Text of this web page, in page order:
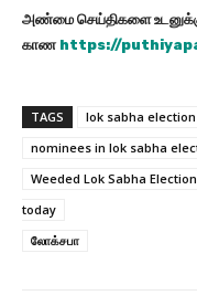
அண்மை செய்திகளை
காண https://
TAGS
lok sabha election
nominees in lok sabha
Weeded Lok Sabha
today
லோக்சபா